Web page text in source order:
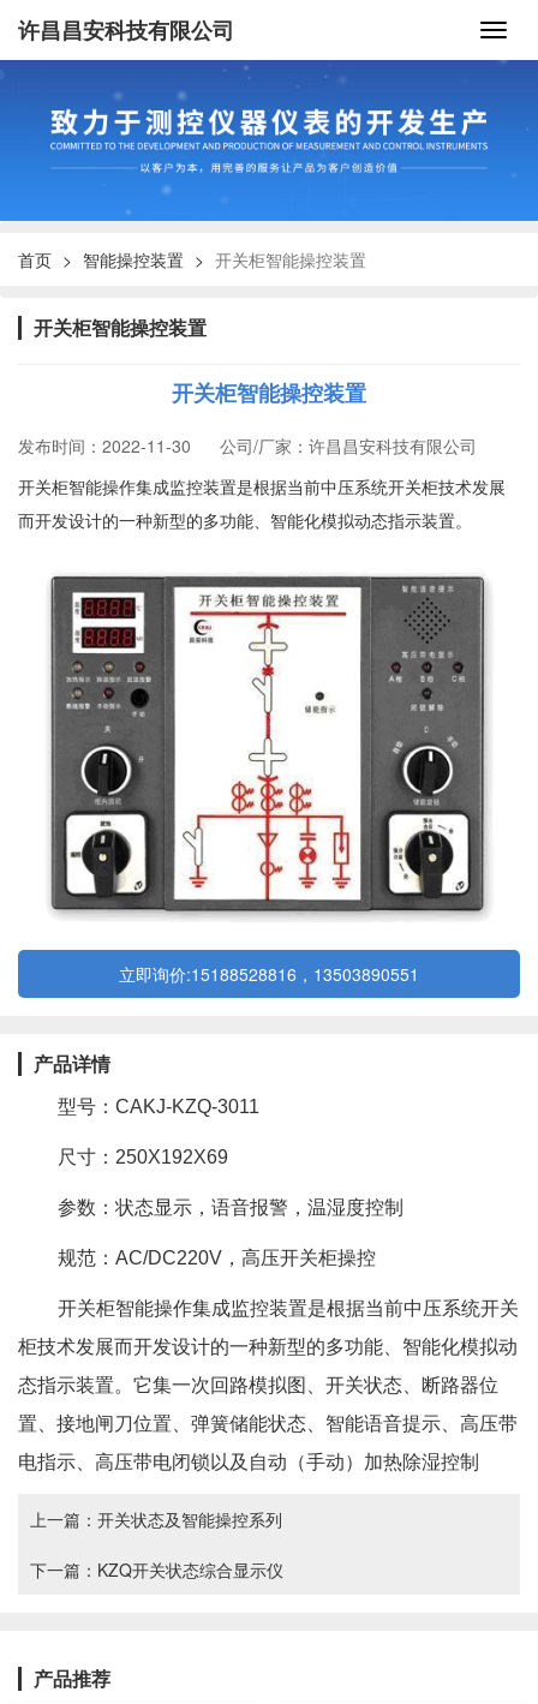
许昌昌安科技有限公司
首页 智能操控装置 开关柜智能操控装置
开关柜智能操控装置
开关柜智能操控装置
发布时间：2022-11-30
公司/厂家：许昌昌安科技有限公司
开关柜智能操作集成监控装置是根据当前中压系统开关柜技术发展
而开发设计的一种新型的多功能、智能化模拟动态指示装置。
立即询价:15188528816，13503890551
产品详情
型号：CAKJ-KZQ-3011
尺寸：250X192X69
参数：状态显示，语音报警，温湿度控制
规范：AC/DC220V，高压开关柜操控
开关柜智能操作集成监控装置是根据当前中压系统开关
柜技术发展而开发设计的一种新型的多功能、智能化模拟动
态指示装置。它集一次回路模拟图、开关状态、断路器位
置、接地闸刀位置、弹簧储能状态、智能语音提示、高压带
电指示、高压带电闭锁以及自动（手动）加热除湿控制
上一篇： 开关状态及智能操控系列
下一篇： KZQ开关状态综合显示仪
产品推荐